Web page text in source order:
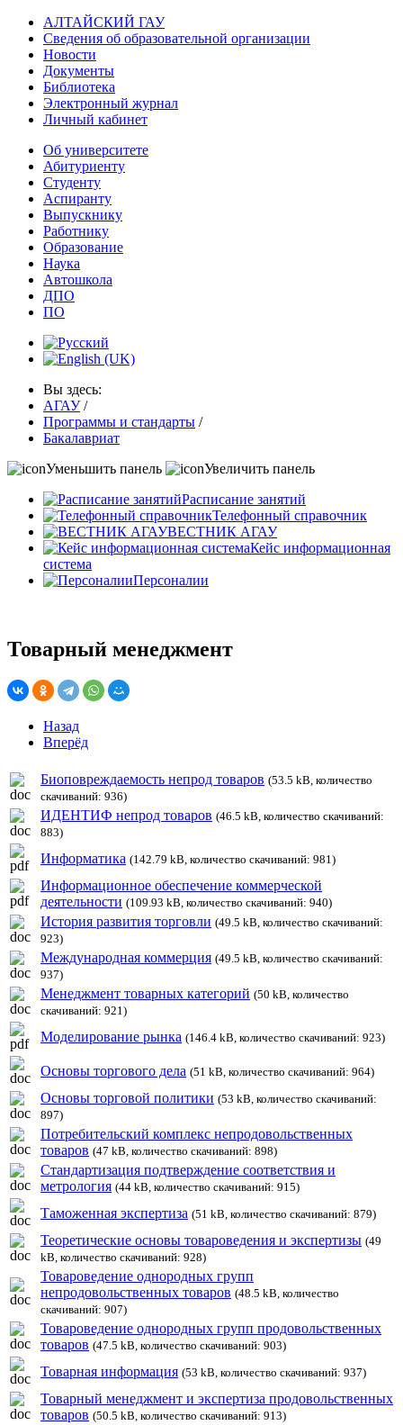
АЛТАЙСКИЙ ГАУ
Сведения об образовательной организации
Новости
Документы
Библиотека
Электронный журнал
Личный кабинет
Об университете
Абитуриенту
Студенту
Аспиранту
Выпускнику
Работнику
Образование
Наука
Автошкола
ДПО
ПО
Вы здесь:
АГАУ /
Программы и стандарты /
Бакалавриат
Уменьшить панель
Увеличить панель
Расписание занятий
Телефонный справочник
ВЕСТНИК АГАУ
Кейс информационная
система
Персоналии
Товарный менеджмент
Назад
Вперёд
Биоповреждаемость непрод товаров (53.5 kB, количество
скачиваний: 936)
ИДЕНТИФ непрод товаров (46.5 kB, количество скачиваний:
883)
Информатика (142.79 kB, количество скачиваний: 981)
Информационное обеспечение коммерческой
деятельности (109.93 kB, количество скачиваний: 940)
История развития торговли (49.5 kB, количество скачиваний:
923)
Международная коммерция (49.5 kB, количество скачиваний:
937)
Менеджмент товарных категорий (50 kB, количество
скачиваний: 921)
Моделирование рынка (146.4 kB, количество скачиваний: 923)
Основы торгового дела (51 kB, количество скачиваний: 964)
Основы торговой политики (53 kB, количество скачиваний:
897)
Потребительский комплекс непродовольственных
товаров (47 kB, количество скачиваний: 898)
Стандартизация подтверждение соответствия и
метрология (44 kB, количество скачиваний: 915)
Таможенная экспертиза (51 kB, количество скачиваний: 879)
Теоретические основы товароведения и экспертизы (49
kB, количество скачиваний: 928)
Товароведение однородных групп
непродовольственных товаров (48.5 kB, количество
скачиваний: 907)
Товароведение однородных групп продовольственных
товаров (47.5 kB, количество скачиваний: 903)
Товарная информация (53 kB, количество скачиваний: 937)
Товарный менеджмент и экспертиза продовольственных
товаров (50.5 kB, количество скачиваний: 913)